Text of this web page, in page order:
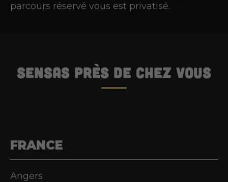
parcours réservé vous est privatisé.
SENSAS près de chez vous
FRANCE
Angers